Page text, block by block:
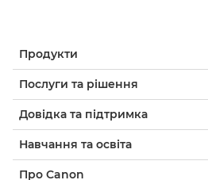
Продукти
Послуги та рішення
Довідка та підтримка
Навчання та освіта
Про Canon